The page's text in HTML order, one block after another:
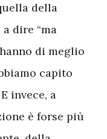
della
dire “ma
di meglio
capito
invece, a
è forse più